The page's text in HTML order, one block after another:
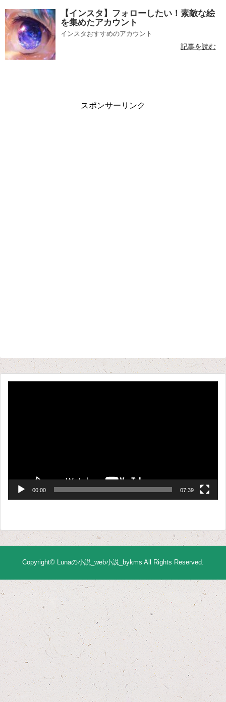
【インスタ】フォローしたい！素敵な絵
を集めたアカウント
インスタおすすめのアカウント
記事を読む
スポンサーリンク
00:00 07:39
Copyright© Lunaの小説_web小説_bykms All Rights Reserved.